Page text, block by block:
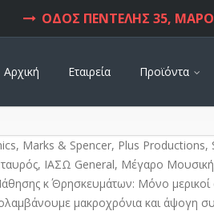
ΟΔΟΣ ΠΕΝΤΕΛΗΣ 35,
Αρχική Εταιρεία Προϊόντα
Marks & Spencer, Plus
ΙΑΣΩ General, Μέγαρο
κ΄ Θρησκευμάτων: Μόνο
μακροχρόνια και άψογη